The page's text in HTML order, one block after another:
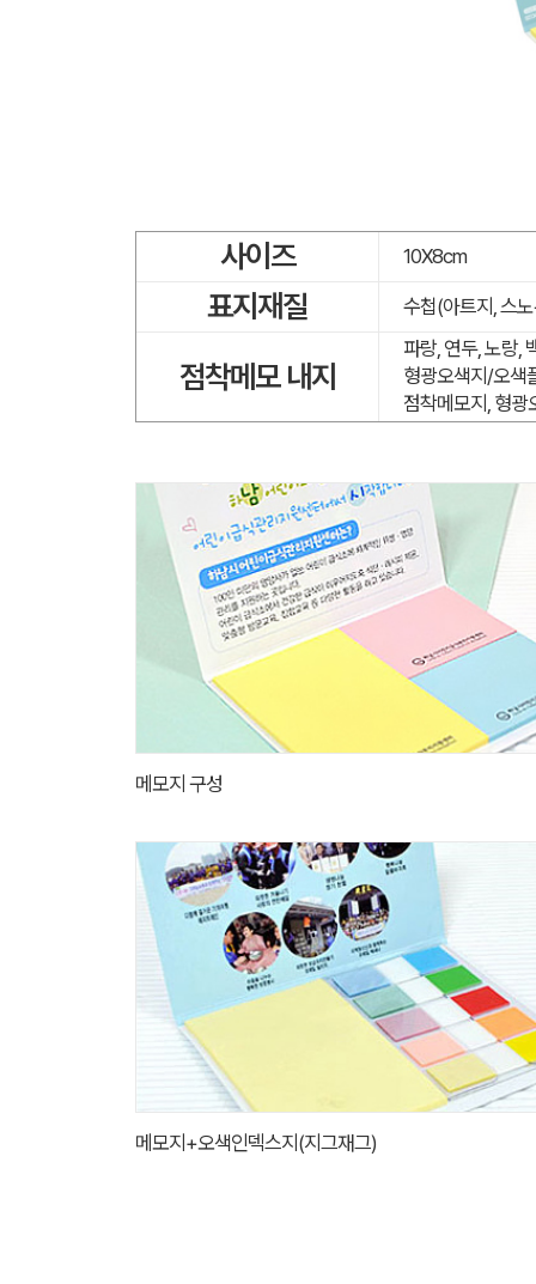
사이즈 10X8cm
표지재질 수첩(아트지, 스
점착메모 내지
파랑, 연두, 노랑,
형광오색지/오색
점착메모지, 형광
메모지 구성
메모지+오색인덱스지(지그재그)